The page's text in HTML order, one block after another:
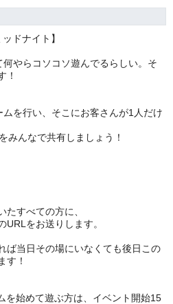
ドナイト】
やらコソコソ遊んでるらしい。 そ
！
を行い、そこにお客さんが1人だけ
みんなで共有しましょう！
すべての方に、
をお送りします。
ば当日その場にいなくても後日この
す！
始めて遊ぶ方は、イベント開始15